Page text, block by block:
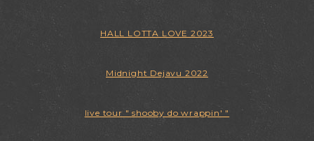
HALL LOTTA LOVE 2023
Midnight Dejavu 2022
live tour " shooby do wrappin' "